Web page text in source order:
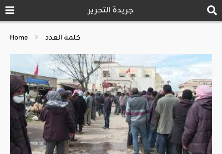
جريدة التحرير
Home كلمة العدد